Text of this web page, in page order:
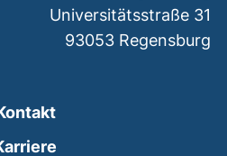
Universitätsstraße 31
93053 Regensburg